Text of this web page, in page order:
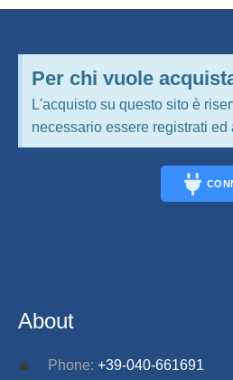
Per chi vuole
L'acquisto su questo sito è
necessario essere registrati ed
About
Phone: +39-040-661691